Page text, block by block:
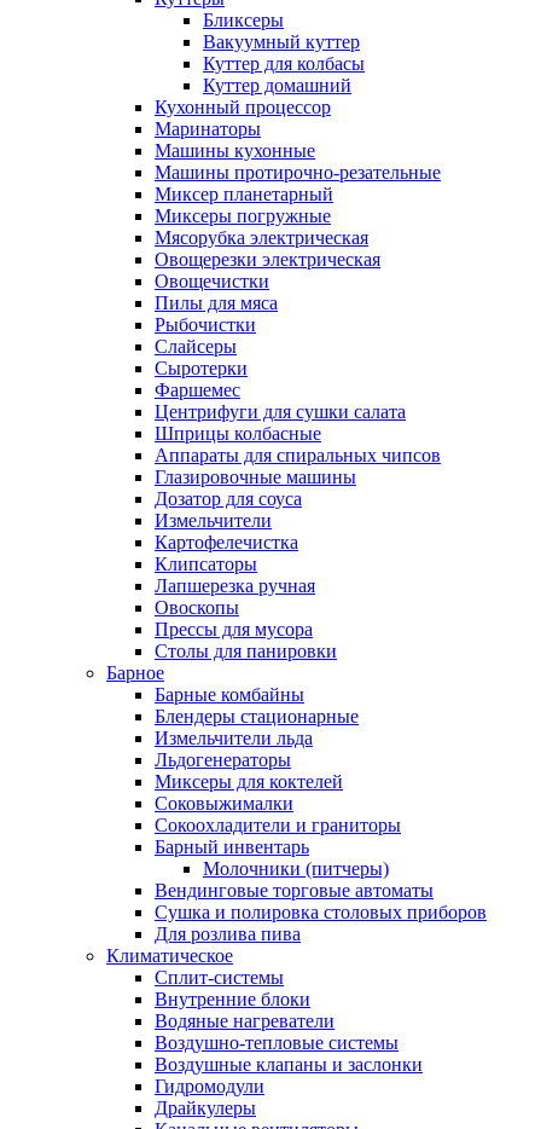
Бликсеры
Вакуумный куттер
Куттер для колбасы
Куттер домашний
Кухонный процессор
Маринаторы
Машины кухонные
Машины протирочно-резательные
Миксер планетарный
Миксеры погружные
Мясорубка электрическая
Овощерезки электрическая
Овощечистки
Пилы для мяса
Рыбочистки
Слайсеры
Сыротерки
Фаршемес
Центрифуги для сушки салата
Шприцы колбасные
Аппараты для спиральных чипсов
Глазировочные машины
Дозатор для соуса
Измельчители
Картофелечистка
Клипсаторы
Лапшерезка ручная
Овоскопы
Прессы для мусора
Столы для панировки
Барное
Барные комбайны
Блендеры стационарные
Измельчители льда
Льдогенераторы
Миксеры для коктелей
Соковыжималки
Сокоохладители и граниторы
Барный инвентарь
Молочники (питчеры)
Вендинговые торговые автоматы
Сушка и полировка столовых приборов
Для розлива пива
Климатическое
Сплит-системы
Внутренние блоки
Водяные нагреватели
Воздушно-тепловые системы
Воздушные клапаны и заслонки
Гидромодули
Драйкулеры